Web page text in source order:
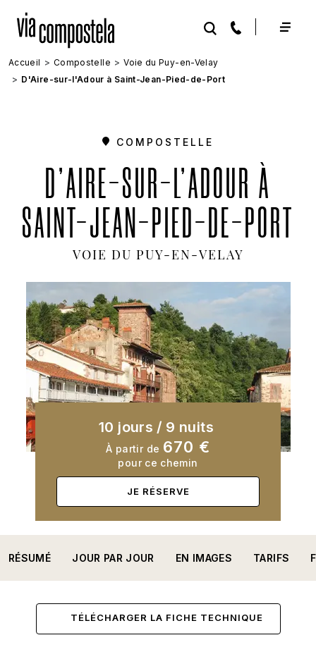
Accueil Compostelle
Voie du Puy-en-Velay
D'Aire-sur-l'Adour à Saint-Jean-Pied-de-Port
COMPOSTELLE
D'AIRE-SUR-L'ADOUR À
SAINT-JEAN-PIED-DE-PORT
VOIE DU PUY-EN-VELAY
10 jours / 9 nuits
À partir de 670 €
pour ce chemin
JE RÉSERVE
RÉSUMÉ JOUR PAR JOUR EN IMAGES TARIFS
TÉLÉCHARGER LA FICHE TECHNIQUE